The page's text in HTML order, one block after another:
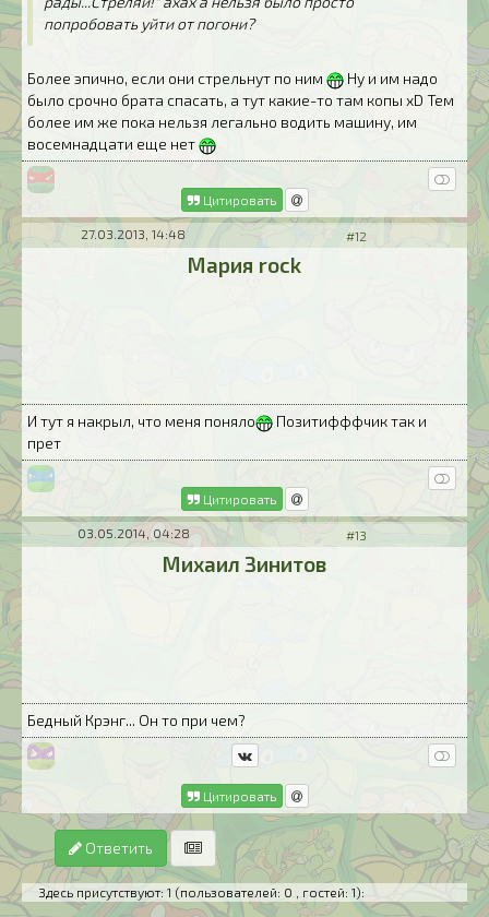
попробовать уйти от погони?
Более эпично, если они стрельнут по ним
Ну и им надо
было срочно брата спасать, а тут какие-то там копы xD Тем
более им же пока нельзя легально водить машину, им
восемнадцати еще нет
Цитировать
27.03.2013, 14:48 #12
Мария rock
И тут я накрыл, что меня поняло
Позитифффчик так и
прет
Цитировать
03.05.2014, 04:28 #13
Михаил Зинитов
Бедный Крэнг... Он то при чем?
Цитировать
Ответить
Здесь присутствуют: 1 (пользователей: 0 , гостей: 1):